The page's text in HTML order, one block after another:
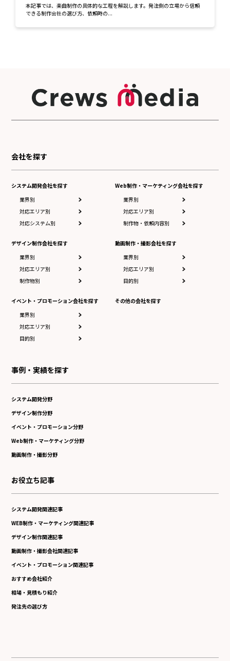
本記事では、楽曲制作の具体的な工程を解説します。発注側の立場から信頼
できる制作会社の選び方、依頼時の...
会社を探す
システム開発会社を探す
業界別
対応エリア別
対応システム別
デザイン制作会社を探す
業界別
対応エリア別
制作物別
イベント・プロモーション会社を探す
業界別
対応エリア別
目的別
Web制作・マーケティング会社を探す
業界別
対応エリア別
制作物・依頼内容別
動画制作・撮影会社を探す
業界別
対応エリア別
目的別
その他の会社を探す
事例・実績を探す
システム開発分野
デザイン制作分野
イベント・プロモーション分野
Web制作・マーケティング分野
動画制作・撮影分野
お役立ち記事
システム開発関連記事
WEB制作・マーケティング関連記事
デザイン制作関連記事
動画制作・撮影会社関連記事
イベント・プロモーション関連記事
おすすめ会社紹介
相場・見積もり紹介
発注先の選び方